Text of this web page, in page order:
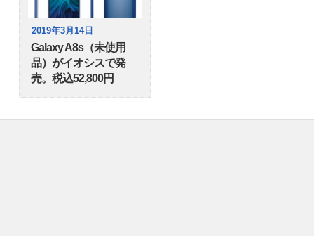
2019年3月14日
Galaxy A8s（未使用
品）がイオシスで発
売。税込52,800円